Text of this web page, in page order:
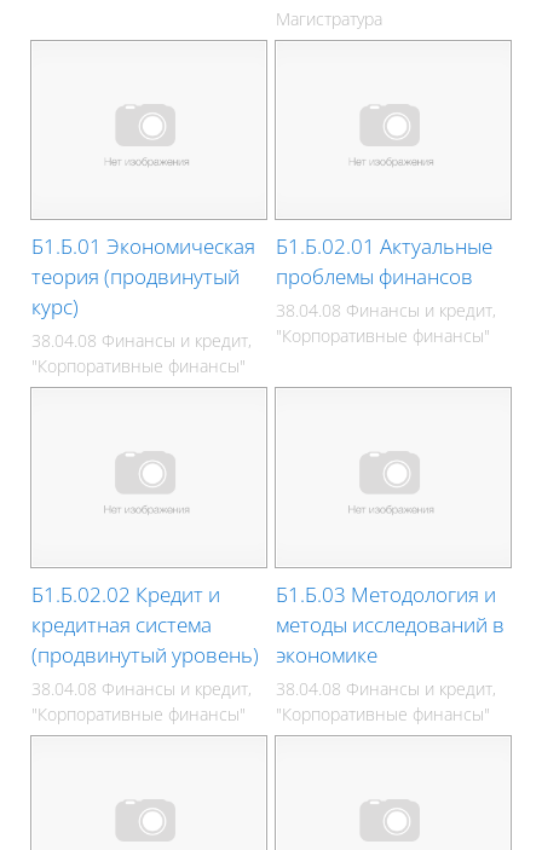
Магистратура
Б1.Б.01 Экономическая
теория (продвинутый
курс)
38.04.08 Финансы и кредит,
"Корпоративные финансы"
Б1.Б.02.01 Актуальные
проблемы финансов
38.04.08 Финансы и кредит,
"Корпоративные финансы"
Б1.Б.02.02 Кредит и
кредитная система
(продвинутый уровень)
38.04.08 Финансы и кредит,
"Корпоративные финансы"
Б1.Б.03 Методология и
методы исследований в
экономике
38.04.08 Финансы и кредит,
"Корпоративные финансы"